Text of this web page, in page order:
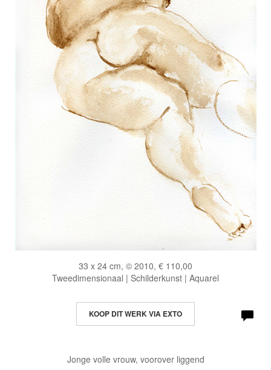
33 x 24 cm, © 2010, € 110,00
Tweedimensionaal | Schilderkunst | Aquarel
KOOP DIT WERK VIA EXTO
Jonge volle vrouw, voorover liggend